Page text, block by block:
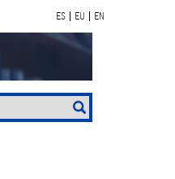
ES EU EN